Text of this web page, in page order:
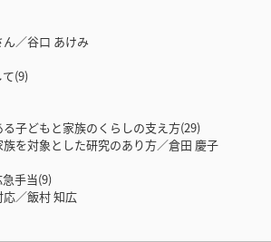
／谷口 あけみ
(9)
子どもと家族のくらしの支え方(29)
を対象とした研究のあり方／倉田 慶子
手当(9)
／飯村 知広